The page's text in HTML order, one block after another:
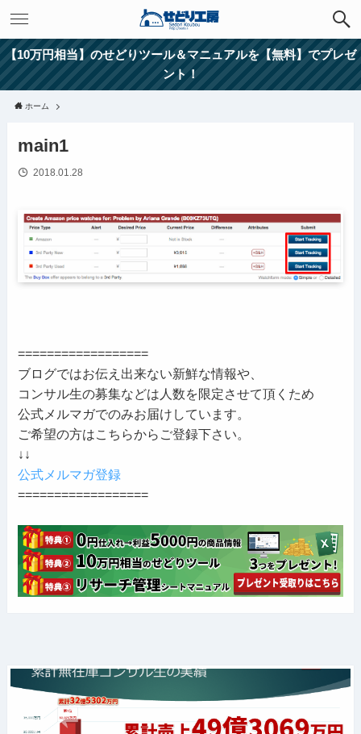
【10万円相当】のせどりツール＆マニュアルを【無料】でプレゼ
ント！
ホーム
main1
2018.01.28
==================
ブログではお伝え出来ない新鮮な情報や、
コンサル生の募集などは人数を限定させて頂くため
公式メルマガでのみお届けしています。
ご希望の方はこちらからご登録下さい。
↓↓
公式メルマガ登録
==================